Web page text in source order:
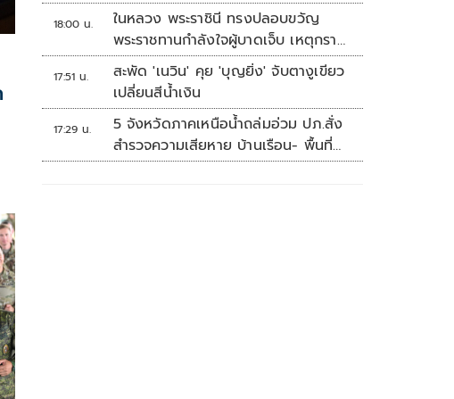
18:00 น.
ในหลวง พระราชินี ทรงปลอบขวัญ
พระราชทานกำลังใจผู้บาดเจ็บ เหตุกราด
ยิง รร.เทพศิรินทร์นนทบุรี
17:51 น.
สะพัด 'เนวิน' คุย 'บุญยิ่ง' จับตางูเขียว
เปลี่ยนสีน้ำเงิน
17:29 น.
5 จังหวัดภาคเหนือน้ำถล่มอ่วม ปภ.สั่ง
สำรวจความเสียหาย บ้านเรือน- พื้นที่
เกษตร